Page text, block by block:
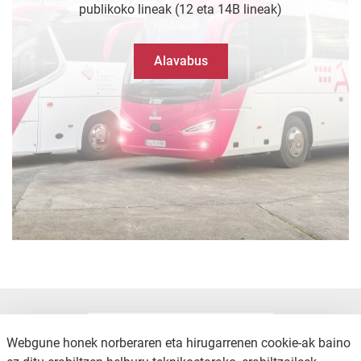
publikoko lineak (12 eta 14B lineak)
Alavabus
Webgune honek norberaren eta hirugarrenen cookie-ak baino